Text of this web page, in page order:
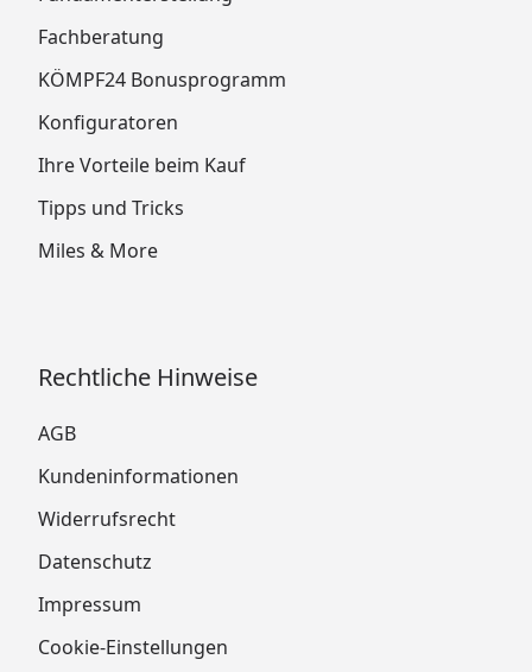
Fachberatung
KÖMPF24 Bonusprogramm
Konfiguratoren
Ihre Vorteile beim Kauf
Tipps und Tricks
Miles & More
Rechtliche Hinweise
AGB
Kundeninformationen
Widerrufsrecht
Datenschutz
Impressum
Cookie-Einstellungen